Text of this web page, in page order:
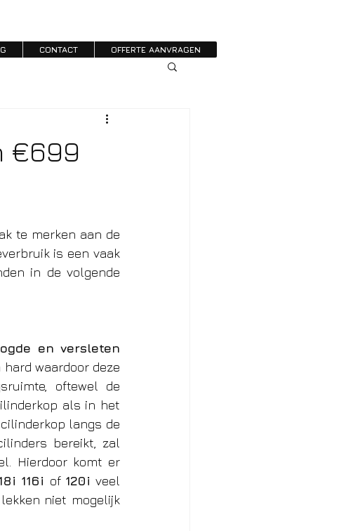
€699
te merken aan de
is een vaak
in de volgende
en versleten
waardoor deze
oftewel de
als in het
langs de
bereikt, zal
Hierdoor komt er
116i of 120i veel
niet mogelijk
CONTACT OFFERTE AANVRAGEN